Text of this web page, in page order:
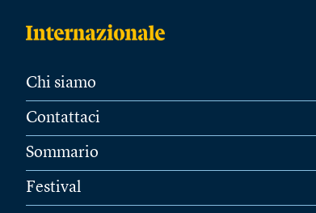
Chi siamo
Contattaci
Sommario
Festival